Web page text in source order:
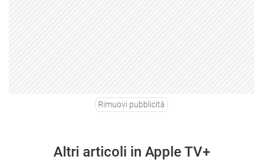
Rimuovi pubblicità
Altri articoli in Apple TV+